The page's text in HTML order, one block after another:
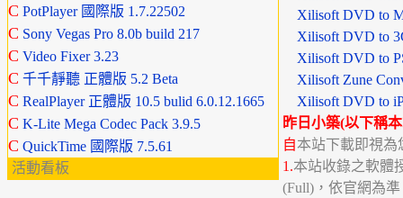
C PotPlayer 國際版 1.7.22502
C Sony Vegas Pro 8.0b build 217
C Video Fixer 3.23
C 千千靜聽 正體版 5.2 Beta
C RealPlayer 正體版 10.5 bulid 6.0.12.1665
C K-Lite Mega Codec Pack 3.9.5
C QuickTime 國際版 7.5.61
活動看板
Xilisoft DVD to
Xilisoft DVD to
Xilisoft DVD to
Xilisoft Zune
Xilisoft DVD to
昨日小築(以下稱
自本站下載即視為
1.本站收錄之軟體
(Full)，依官網為